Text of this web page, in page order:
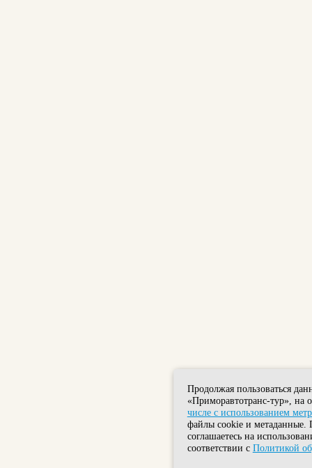
Продолжая пользоваться
«Приморавтотранс-тур», на
числе с использованием
файлы cookie и метаданные.
соглашаетесь на
соответствии с Политикой